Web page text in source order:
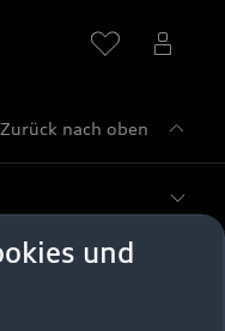
Zurück nach oben
und